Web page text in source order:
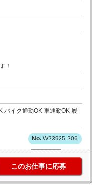
！
バイク通勤OK 車通勤OK 履
W23935-206
このお仕事に応募